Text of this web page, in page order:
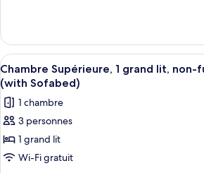
Junior,
grand
lit,
non-
fumeurs,
balcon
(with
Sofabed)
le
type
de
chambre
Suite
Junior,
grand
lit,
non-
Afficher
toutes
les
photos
pour
ce
type
Une
4
Chambre Supérieure, 1 grand lit, non-
(with Sofabed)
1 chambre
3 personnes
1 grand lit
Wi-Fi gratuit